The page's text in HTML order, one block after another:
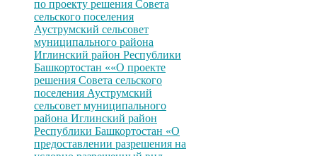
по проекту решения Совета
сельского поселения
Ауструмский сельсовет
муниципального района
Иглинский район Республики
Башкортостан ««О проекте
решения Совета сельского
поселения Ауструмский
сельсовет муниципального
района Иглинский район
Республики Башкортостан «О
предоставлении разрешения на